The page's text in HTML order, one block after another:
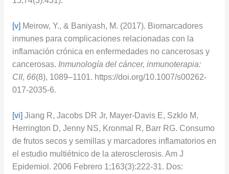
[v] Meirow, Y., & Baniyash, M. (2017). Biomarcadores
inmunes para complicaciones relacionadas con la
inflamación crónica en enfermedades no cancerosas y
cancerosas. Inmunología del cáncer, inmunoterapia:
CII, 66(8), 1089–1101. https://doi.org/10.1007/s00262-
017-2035-6.
[vi] Jiang R, Jacobs DR Jr, Mayer-Davis E, Szklo M,
Herrington D, Jenny NS, Kronmal R, Barr RG. Consumo
de frutos secos y semillas y marcadores inflamatorios en
el estudio multiétnico de la aterosclerosis. Am J
Epidemiol. 2006 Febrero 1;163(3):222-31. Dos: